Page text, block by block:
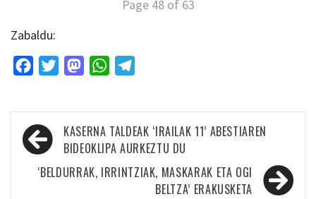
Page 48 of 63
Zabaldu:
FacebookTwitterMastodonWhatsApp
Bidalketetan
zehar
nabigatu
KASERNA TALDEAK ‘IRAILAK 11’ ABESTIAREN
BIDEOKLIPA AURKEZTU DU
‘BELDURRAK, IRRINTZIAK, MASKARAK ETA OGI
BELTZA’ ERAKUSKETA